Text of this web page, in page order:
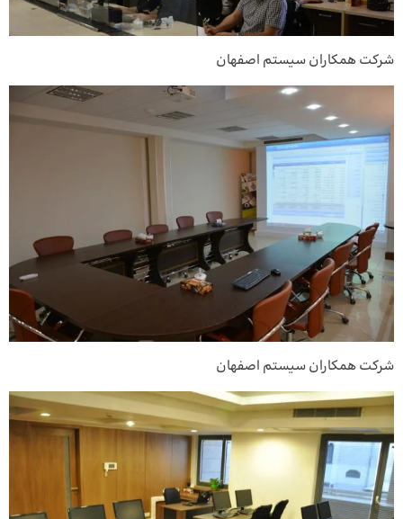
شرکت همکاران سیستم اصفهان
شرکت همکاران سیستم اصفهان